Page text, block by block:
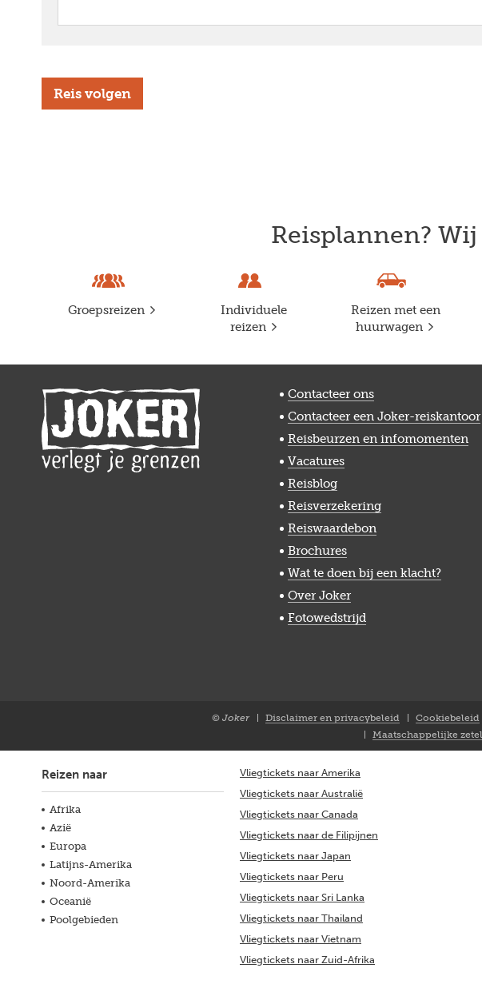
Reisplannen?
Groepsreizen
Individuele
reizen
Reizen met een
huurwagen
Contacteer ons
Contacteer een Joker-reiskantoor
Reisbeurzen en infomomenten
Vacatures
Reisblog
Reisverzekering
Reiswaardebon
Brochures
Wat te doen bij een klacht?
Over Joker
Fotowedstrijd
© Joker
Disclaimer en privacybeleid Cookiebeleid
Maatschappelijke
Reizen naar
Afrika
Azië
Europa
Latijns-Amerika
Noord-Amerika
Oceanië
Poolgebieden
Vliegtickets naar Amerika
Vliegtickets naar Australië
Vliegtickets naar Canada
Vliegtickets naar de Filipijnen
Vliegtickets naar Japan
Vliegtickets naar Peru
Vliegtickets naar Sri Lanka
Vliegtickets naar Thailand
Vliegtickets naar Vietnam
Vliegtickets naar Zuid-Afrika